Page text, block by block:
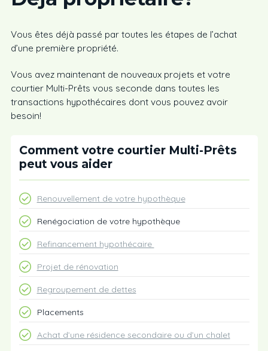
Vous êtes déjà passé par toutes les étapes de l’achat
d’une première propriété.
Vous avez maintenant de nouveaux projets et votre
courtier Multi-Prêts vous seconde dans toutes les
transactions hypothécaires dont vous pouvez avoir
besoin!
Comment votre courtier Multi-Prêts
peut vous aider
Renouvellement de votre hypothèque
Renégociation de votre hypothèque
Refinancement hypothécaire
Projet de rénovation
Regroupement de dettes
Placements
Achat d’une résidence secondaire ou d’un chalet